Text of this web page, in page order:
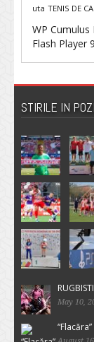
uta TENIS DE
WP
Flash Player
STIRILE IN
May 10,